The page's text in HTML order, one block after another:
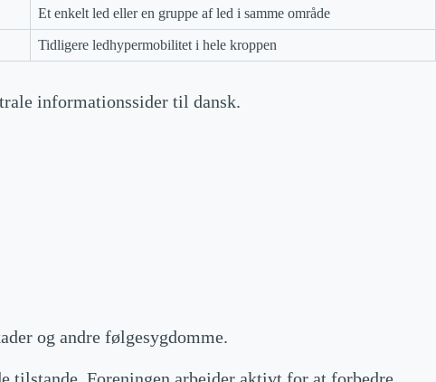
Et enkelt led eller en gruppe af led i samme område
Tidligere ledhypermobilitet i hele kroppen
informationssider til dansk.
og andre følgesygdomme.